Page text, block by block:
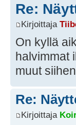
Re:
Kirjoittaja
On kyllä
halvimmat
muut
Re:
Kirjoittaja